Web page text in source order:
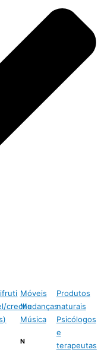
creche
Móveis
Mudanças
Música
N
Produtos
naturais
Psicólogos
e
terapeutas